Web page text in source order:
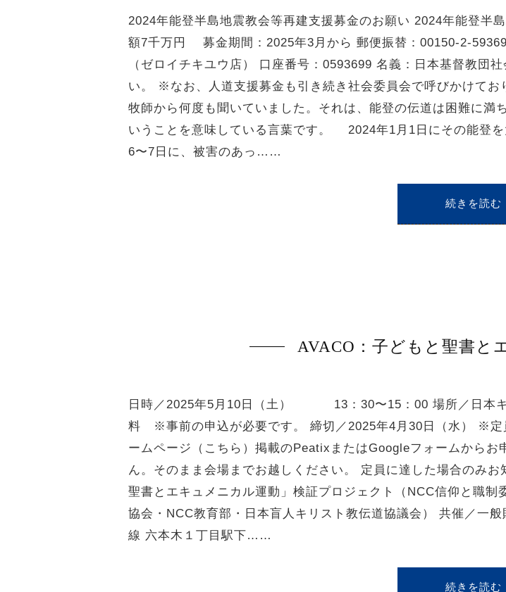
2024年能登半島地震教会等再建支援募金のお願い 2024年能登半
額7千万円 募金期間：2025年3月から 郵便振替：00150-2-
（ゼロイチキユウ店） 口座番号：0593699 名義：日本基督教団
い。 ※なお、人道支援募金も引き続き社会委員会で呼びかけて
牧師から何度も聞いていました。それは、能登の伝道は困難に満
いうことを意味している言葉です。 2024年1月1日にその能登
6〜7日に、被害のあっ……
続きを読む
AVACO：子どもと聖書と
日時／2025年5月10日（土） 13：30〜15：00 場所／日本キ
料 ※事前の申込が必要です。 締切／2025年4月30日（水） ※定
ームページ（こちら）掲載のPeatixまたはGoogleフォームから
ん。そのまま会場までお越しください。 定員に達した場合のみ
聖書とエキュメニカル運動」検証プロジェクト（NCC信仰と職
協会・NCC教育部・日本盲人キリスト教伝道協議会） 共催／一
線 六本木１丁目駅下……
続きを読む